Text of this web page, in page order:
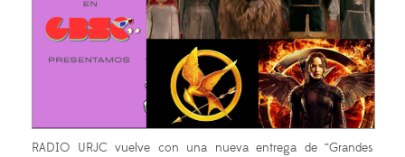
RADIO URJC vuelve con una nueva entrega de “Grandes